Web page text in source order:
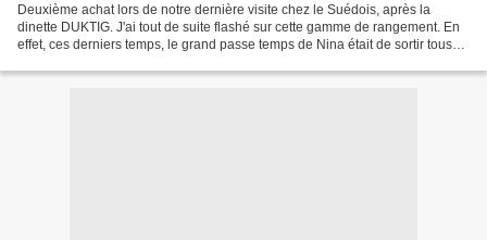
Deuxième achat lors de notre dernière visite chez le Suédois, après la
dinette DUKTIG. J'ai tout de suite flashé sur cette gamme de rangement. En
effet, ces derniers temps, le grand passe temps de Nina était de sortir tous